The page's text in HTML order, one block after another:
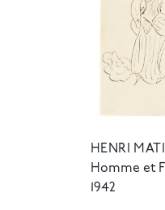
HENRI
Homme et
1942